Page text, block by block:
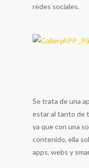
redes sociales.
Se trata de una
estar al tanto de
ya que con una
contenido, ella
apps, webs y